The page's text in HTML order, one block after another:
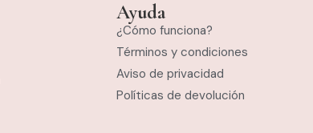
Ayuda
¿Cómo funciona?
Términos y condiciones
Aviso de privacidad
Políticas de devolución